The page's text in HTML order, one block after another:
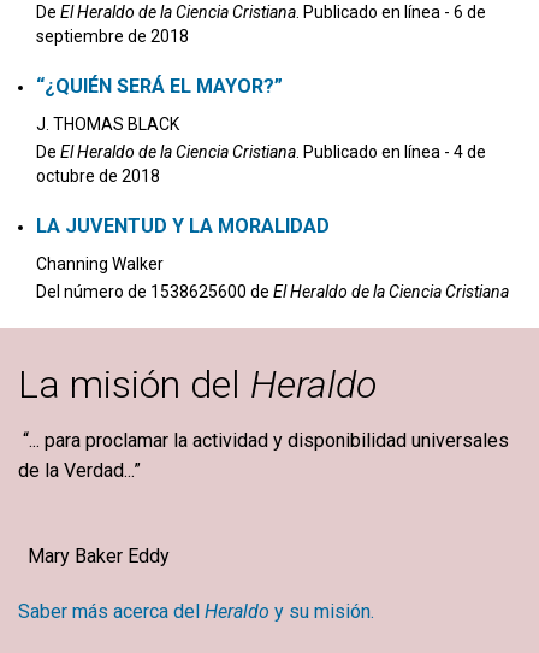
De El Heraldo de la Ciencia Cristiana . Publicado en línea - 6 de
septiembre de 2018
“¿QUIÉN SERÁ EL MAYOR?”
J. THOMAS BLACK
De El Heraldo de la Ciencia Cristiana . Publicado en línea - 4 de
octubre de 2018
LA JUVENTUD Y LA MORALIDAD
Channing Walker
Del número de 1538625600 de El Heraldo de la Ciencia Cristiana
La misión del Heraldo
“... para proclamar la actividad y disponibilidad universales
de la Verdad...”
Mary Baker Eddy
Saber más acerca del Heraldo y su misión.